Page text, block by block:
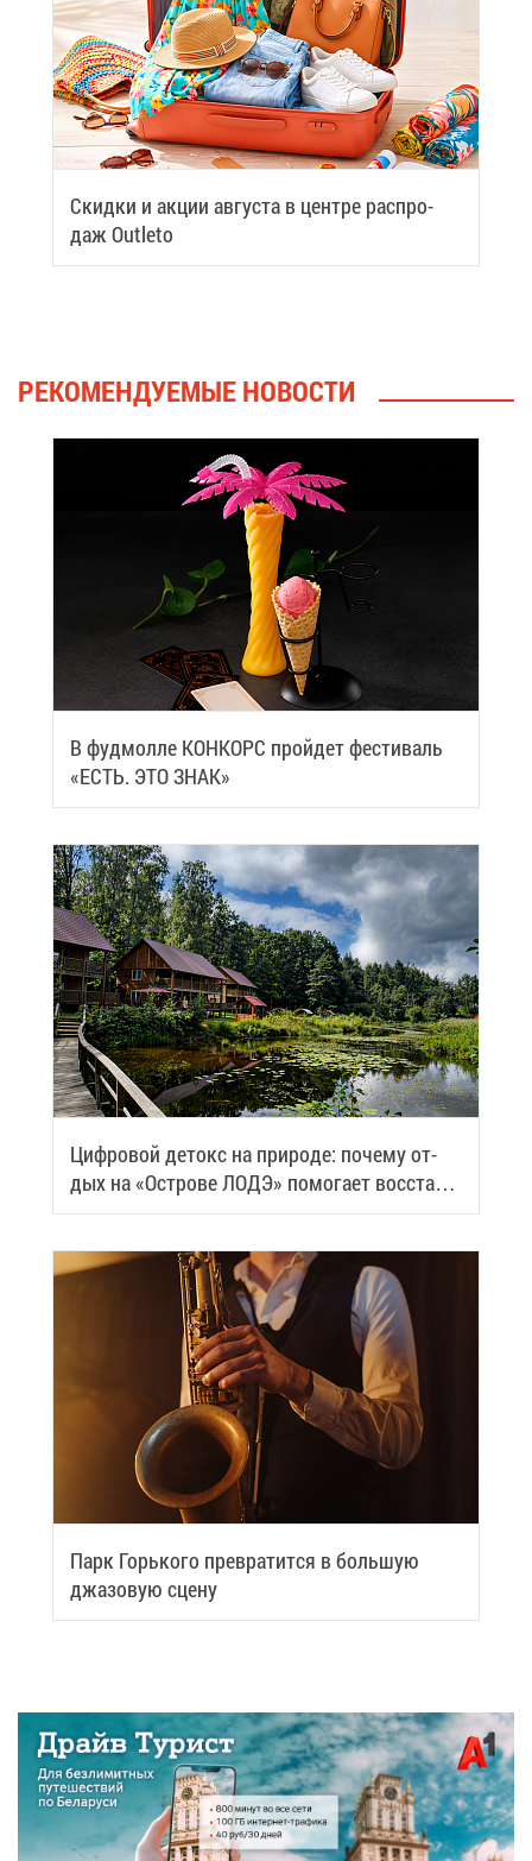
Скид­ки и ак­ции ав­гу­ста в цен­тре рас­про­
даж Outleto
РЕ­КО­МЕН­ДУ­Е­МЫЕ НО­ВО­СТИ
В фуд­мол­ле КОН­КОРС прой­дет фе­сти­валь
«ЕСТЬ. ЭТО ЗНАК»
Циф­ро­вой де­токс на при­ро­де: по­че­му от­
дых на «Ост­ро­ве ЛОДЭ» по­мо­га­ет вос­ста­но­
вить си­лы
Парк Горь­ко­го пре­вра­тит­ся в боль­шую
джа­зо­вую сце­ну